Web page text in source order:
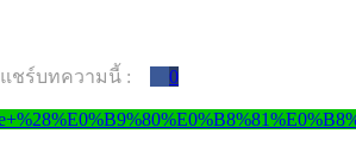
แชร์บทความนี้ : 0